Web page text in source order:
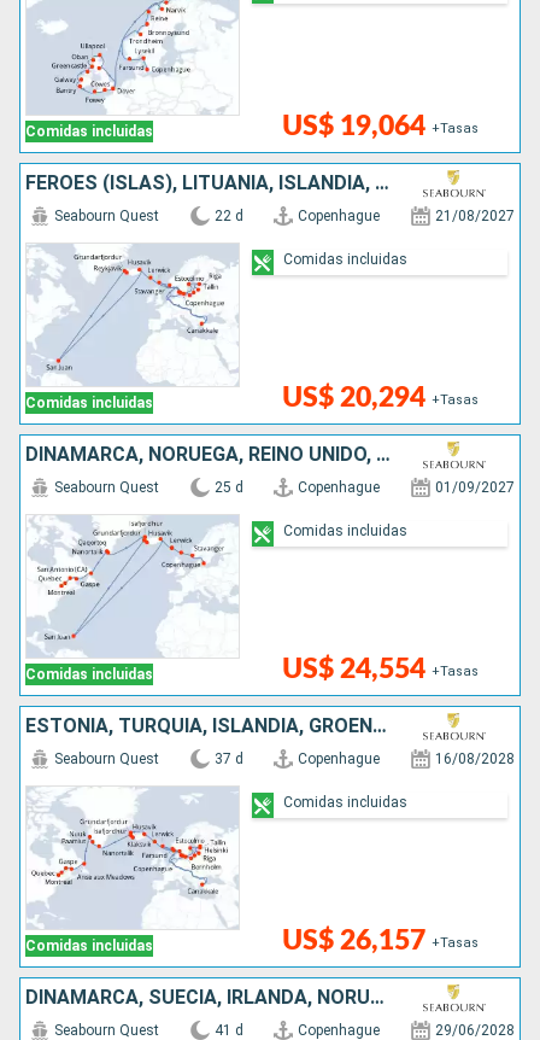
Comidas incluidas US$ 19,064 +Tasas
FÉROES (ISLAS), LITUANIA, ISLANDIA, SUECIA, NORUEGA, REINO UNIDO, PUERTO RICO, TURQUÍA, LETONIA, DINAMARCA, ESTONIA, POLONIA
Comidas incluidas
Seabourn Quest 22 d Copenhague 21/08/2027
US$ 20,294 +Tasas
Comidas incluidas
DINAMARCA, NORUEGA, REINO UNIDO, FÉROES (ISLAS), PUERTO RICO, ISLANDIA, GROENLANDIA, CANADÁ
Comidas incluidas
Seabourn Quest 25 d Copenhague 01/09/2027
US$ 24,554 +Tasas
Comidas incluidas
ESTONIA, TURQUÍA, ISLANDIA, GROENLANDIA, NORUEGA, CANADÁ, REINO UNIDO, POLONIA, DINAMARCA, FINLANDIA, LITUANIA, FÉROES (ISLAS), SUECIA, LETONIA
Comidas incluidas
Seabourn Quest 37 d Copenhague 16/08/2028
US$ 26,157 +Tasas
Comidas incluidas
DINAMARCA, SUECIA, IRLANDA, NORUEGA, LETONIA, REINO UNIDO, ESTONIA, TURQUÍA, POLONIA, FINLANDIA, LITUANIA
Seabourn Quest 41 d Copenhague 29/06/2028